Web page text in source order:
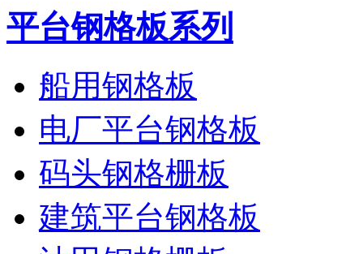
平台钢格板系列
船用钢格板
电厂平台钢格板
码头钢格栅板
建筑平台钢格板